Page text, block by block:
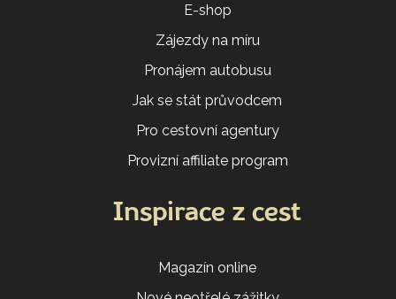
E-shop
Zájezdy na míru
Pronájem autobusu
Jak se stát průvodcem
Pro cestovní agentury
Provizní affiliate program
Inspirace z cest
Magazín online